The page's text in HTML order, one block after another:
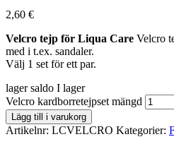
2,60 €
Velcro tejp för Liqua Care Velcro
med i t.ex. sandaler.
Välj 1 set för ett par.
lager saldo I lager
Velcro kardborretejpset mängd
Lägg till i varukorg
Artikelnr: LCVELCRO Kategorier: